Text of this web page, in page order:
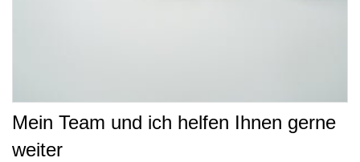
Mein Team und ich helfen Ihnen gerne
weiter